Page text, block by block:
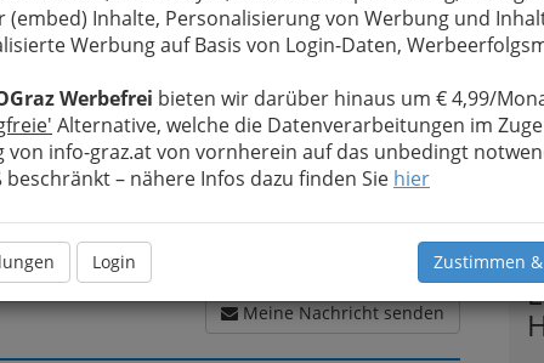
(embed) Inhalte, Personalisierung von Werbung und
Werbung auf Basis von Login-Daten,
Werbefrei bieten wir darüber hinaus um € 4,99/
Alternative, welche die Datenverarbeitungen im
von info-graz.at von vornherein auf das unbedingt
beschränkt – nähere Infos dazu finden Sie hier
Login Zustimmen
Meine Nachricht
Meine Nachricht senden